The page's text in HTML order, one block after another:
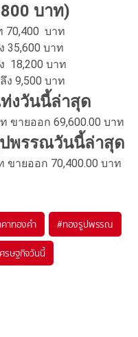
บาท)
70,400 บาท
35,600 บาท
18,200 บาท
ง 9,500 บาท
งวันนี้ล่าสุด
ขายออก 69,600.00 บาท
พรรณวันนี้ล่าสุด
ขายออก 70,400.00 บาท
คาทองคำ #ทองรูปพรรณ
ศรษฐกิจวันนี้